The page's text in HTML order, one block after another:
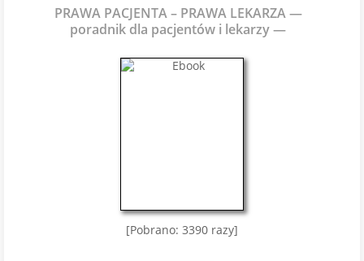
PRAWA PACJENTA – PRAWA LEKARZA —
poradnik dla pacjentów i lekarzy —
[Pobrano: 3390 razy]